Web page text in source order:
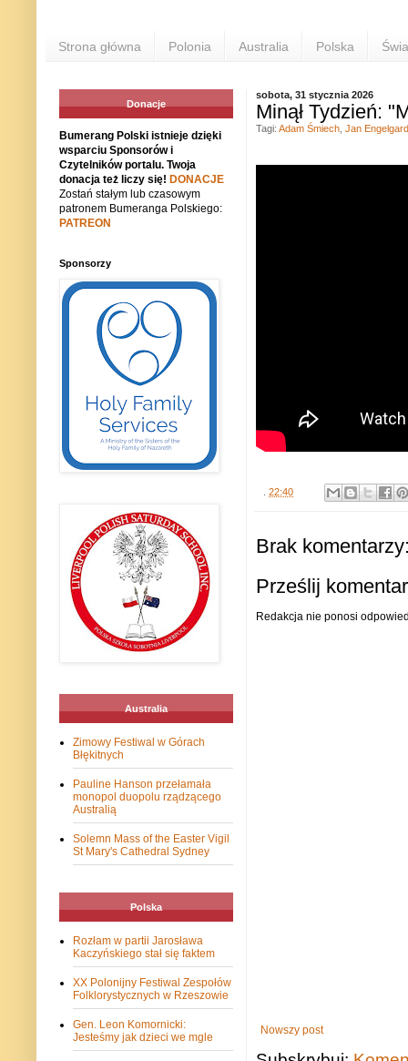
Strona główna Polonia Australia Polska
sobota, 31 stycznia 2026
Minął Tydzień:
22:40
Tagi: Adam Śmiech Jan Engelgard
Brak
Prześlij
Redakcja nie ponosi
Nowszy post
Donacje
Bumerang Polski istnieje dzięki
wsparciu Sponsorów i
Czytelników portalu. Twoja
donacja też liczy się! DONACJE
Zostań stałym lub czasowym
patronem Bumeranga Polskiego:
PATREON
Sponsorzy
Australia
Zimowy Festiwal w Górach
Błękitnych
Pauline Hanson przełamała
monopol duopolu rządzącego
Australią
Solemn Mass of the Easter Vigil
St Mary's Cathedral Sydney
Polska
Rozłam w partii Jarosława
Kaczyńskiego stał się faktem
XX Polonijny Festiwal Zespołów
Folklorystycznych w Rzeszowie
Gen. Leon Komornicki:
Jesteśmy jak dzieci we mgle